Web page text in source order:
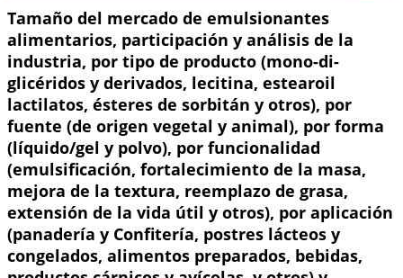
Tamaño del mercado de emulsionantes
alimentarios, participación y análisis de la
industria, por tipo de producto (mono-di-
glicéridos y derivados, lecitina, estearoil
lactilatos, ésteres de sorbitán y otros), por
fuente (de origen vegetal y animal), por forma
(líquido/gel y polvo), por funcionalidad
(emulsificación, fortalecimiento de la masa,
mejora de la textura, reemplazo de grasa,
extensión de la vida útil y otros), por aplicación
(panadería y Confitería, postres lácteos y
congelados, alimentos preparados, bebidas,